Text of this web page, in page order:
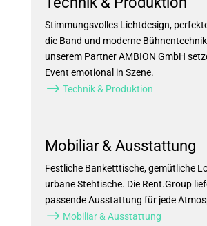
Stimmungsvolles Lichtdesign,
die Band und moderne
unserem Partner AMBION GmbH
Event emotional in Szene.
$ Technik & Produktion
Mobiliar & Ausstattung
Festliche Banketttische, gemütliche
urbane Stehtische. Die Rent.Group
passende Ausstattung für jede
$ Mobiliar & Ausstattung